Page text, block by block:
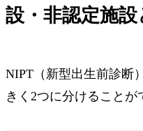
設・非認定施
NIPT（新型出生前診断
きく2つに分けることが